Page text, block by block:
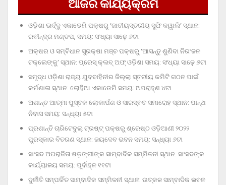
ଆଜିର କାର୍ଯ୍ୟକ୍ରମ
ଓଡ଼ିଶା ଊର୍ଦ୍ଦୁ ଏକାଡେମି ପକ୍ଷରୁ ‘ଜାତୀୟସ୍ତରୀୟ ସୁଫି କୱାଲି’ ସ୍ଥାନ:
ରବୀନ୍ଦ୍ର ମଣ୍ଡପ, ସମୟ: ସଂଧ୍ୟା ସାଢ଼େ ୬ଟା
ଅକ୍ଷର ଓ ସମ୍ବିଧାନ ସୁରକ୍ଷା ମଞ୍ଚ ପକ୍ଷରୁ ‘ଆସନ୍ତୁ ଶୁଣିବା ନିରଂଜନ
ଟକ୍‌ଲେଙ୍କୁ’ ସ୍ଥାନ: ପ୍ରେସ୍‌ କ୍ଲବ୍‌ ଅଫ୍‌ ଓଡ଼ିଶା ସମୟ: ସଂଧ୍ୟା ସାଢ଼େ ୬ଟା
ସମୃଦ୍ଧ ଓଡ଼ିଶା ରାଜ୍ୟ ଯୁବବାହିନୀର ଜିଲ୍ଲା ସ୍ତରୀୟ କମିଟି ଗଠନ ପାଇଁ
କର୍ମଶାଳା ସ୍ଥାନ: ଲୋହିଆ ଏକାଡେମି ସମୟ: ଅପରାହ୍‌ଣ ୪ଟା
ଅଶାନ୍ତ ଆତ୍ମା ପୁସ୍ତକ ଲୋକାର୍ପଣ ଓ ସାରସ୍ବତ ସମାରୋହ ସ୍ଥାନ: ପାନ୍ଥ
ନିବାସ ସମୟ: ସନ୍ଧ୍ୟା ୫ଟା
ପ୍ରଶାନ୍ତି ଚାରିଟେବୁଲ୍‌ ଟ୍ରଷ୍ଟ୍‌ ପକ୍ଷରୁ ଶ୍ରେଷ୍ଠ ଓଡ଼ିଆଣୀ ୨୦୨୨
ପୁରସ୍କାର ବିତରଣ ସ୍ଥାନ: ଜୟଦେବ ଭବନ ସମୟ: ସନ୍ଧ୍ୟା ୬ଟା
ସାଂସଦ ଅପରାଜିତା ଷଡ଼ଙ୍ଗୀଙ୍କ ସାମ୍ବାଦିକ ସମ୍ମିଳନୀ ସ୍ଥାନ: ସାଂସଦଙ୍କ
କାର୍ଯ୍ୟାଳୟ ସମୟ: ପୂର୍ବାହ୍ନ ୧୧ଟା
ଦୁର୍ନୀତି ସମ୍ପର୍କିତ ସାମ୍ବାଦିକ ସମ୍ମିଳନୀ ସ୍ଥାନ: ଉତ୍କଳ ସାମ୍ବାଦିକ ଭବନ